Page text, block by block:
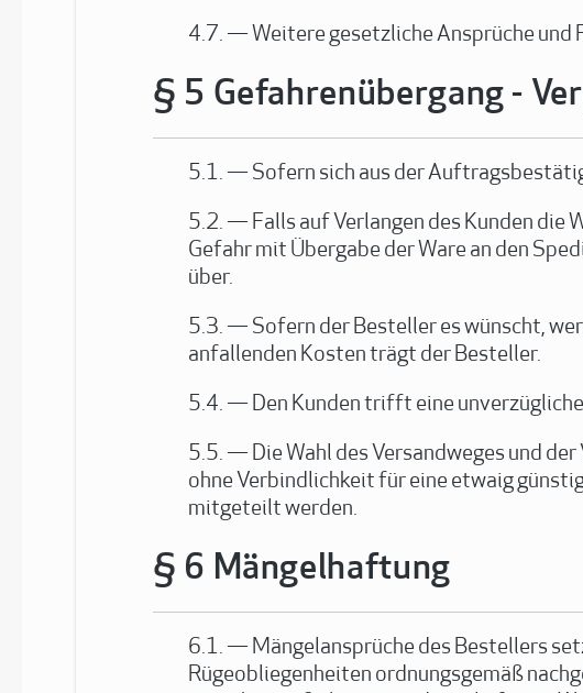
Weitere gesetzliche Ansprüche
Gefahrenübergang -
Sofern sich aus der
Falls auf Verlangen des Kunden die
Gefahr mit Übergabe der Ware an den
über.
Sofern der Besteller es wünscht,
anfallenden Kosten trägt der Besteller.
Den Kunden trifft eine
Die Wahl des Versandweges und
ohne Verbindlichkeit für eine etwaig
mitgeteilt werden.
Mängelhaftung
Mängelansprüche des Bestellers
Rügeobliegenheiten ordnungsgemäß